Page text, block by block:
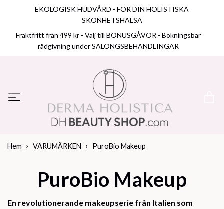
EKOLOGISK HUDVÅRD - FÖR DIN HOLISTISKA
SKÖNHETSHÄLSA
Fraktfritt från 499 kr - Välj till BONUSGÅVOR - Bokningsbar
rådgivning under SALONGSBEHANDLINGAR
Hem VARUMÄRKEN PuroBio Makeup
PuroBio Makeup
En revolutionerande makeupserie från Italien som